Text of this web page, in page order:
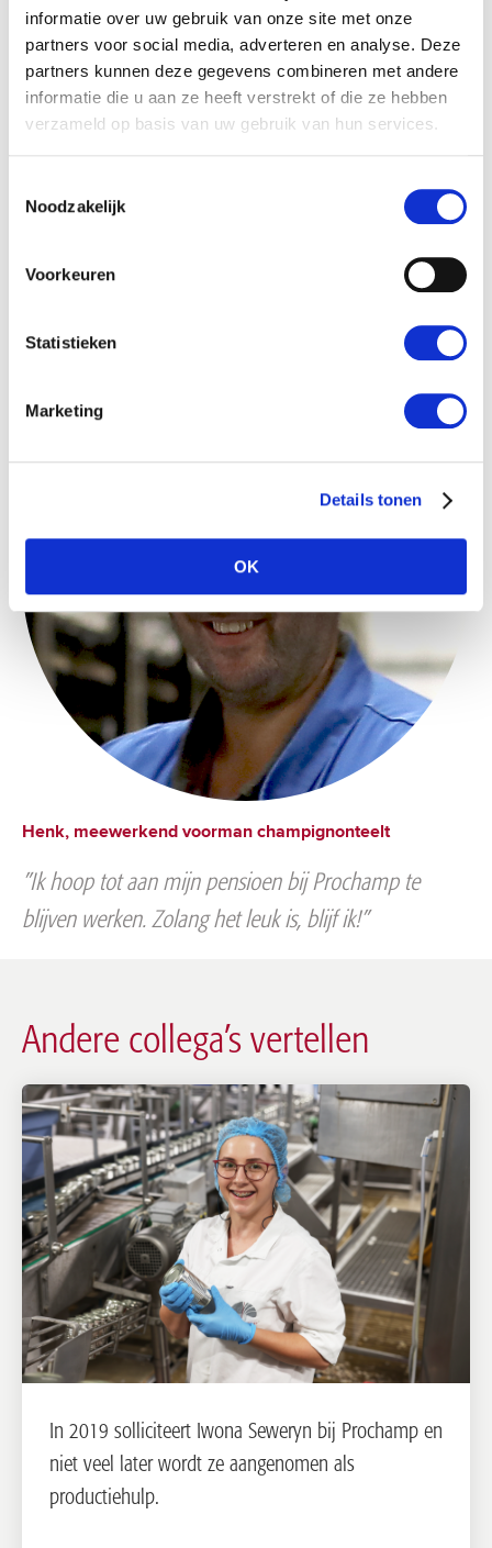
informatie over uw gebruik van onze site met onze
partners voor social media, adverteren en analyse. Deze
partners kunnen deze gegevens combineren met andere
informatie die u aan ze heeft verstrekt of die ze hebben
verzameld op basis van uw gebruik van hun services.
Noodzakelijk
Voorkeuren
Statistieken
Marketing
Details tonen
OK
door te groeien, en deze gepakt. “Er is vertrouwen in mijn
kunnen, dat is fijn.“ Februari 2025 viert Henk zijn 12,5
jarige jubileum. Ambities om verder te groeien in een
andere functie heeft Henk niet. “Dit is goed zo. Ik heb
plezier in mijn werk en ben tevreden.“ Henk hoopt tot aan
“Er is vertrouwen in mijn kunnen, dat is fijn.”
Henk, meewerkend voorman champignonteelt
”Ik hoop tot aan mijn pensioen bij Prochamp te
blijven werken. Zolang het leuk is, blijf ik!”
Andere collega’s vertellen
In 2019 solliciteert Iwona Seweryn bij Prochamp en
niet veel later wordt ze aangenomen als
productiehulp.